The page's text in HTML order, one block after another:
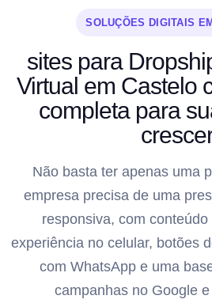
SOLUÇÕES DIGITAIS
sites para
Virtual em Castelo
completa para
Não basta ter apenas uma
empresa precisa de uma
responsiva, com
experiência no celular, botões
com WhatsApp e uma
campanhas no Google